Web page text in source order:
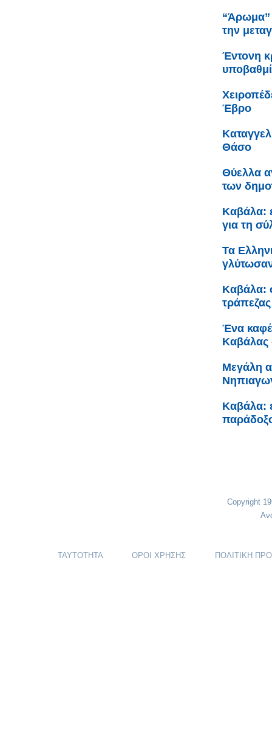
“Άρωμα”
την
Έντονη
Έβρο
Θάσο
Θύελλα
των
Καβάλα:
για τη
Τα
Καβάλα:
τράπεζας
Ένα καφέ
Καβάλας
Μεγάλη
Καβάλα:
Copyright
ΤΑΥΤΟΤΗΤΑ ΟΡΟΙ ΧΡΗΣΗΣ ΠΟΛΙΤΙΚΗ